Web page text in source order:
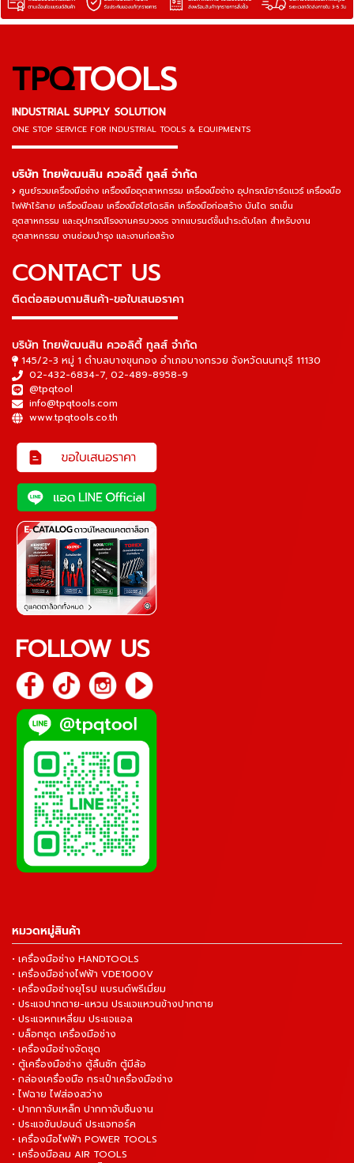
TPQTOOLS
INDUSTRIAL SUPPLY SOLUTION
ONE STOP SERVICE FOR INDUSTRIAL TOOLS & EQUIPMENTS
▬▬▬▬▬▬▬▬▬▬▬▬▬▬▬
บริษัท ไทยพัฒนสิน ควอลิตี้ ทูลส์ จำกัด
ศูนย์รวมเครื่องมือช่าง เครื่องมืออุตสาหกรรม เครื่องมือช่าง อุปกรณ์ฮาร์ดแวร์ เครื่องมือ
ไฟฟ้าไร้สาย เครื่องมือลม เครื่องมือไฮโดรลิค เครื่องมือก่อสร้าง บันได รถเข็น
อุตสาหกรรม และอุปกรณ์โรงงานครบวงจร จากแบรนด์ชั้นนำระดับโลก สำหรับงาน
อุตสาหกรรม งานซ่อมบำรุง และงานก่อสร้าง
CONTACT US
ติดต่อสอบถามสินค้า-ขอใบเสนอราคา
▬▬▬▬▬▬▬▬▬▬▬▬▬▬▬
บริษัท ไทยพัฒนสิน ควอลิตี้ ทูลส์ จำกัด
145/2-3 หมู่ 1 ตำบลบางขุนกอง อำเภอบางกรวย จังหวัดนนทบุรี 11130
02-432-6834-7, 02-489-8958-9
@tpqtool
info@tpqtools.com
www.tpqtools.co.th
FOLLOW US
หมวดหมู่สินค้า
• เครื่องมือช่าง HANDTOOLS
• เครื่องมือช่างไฟฟ้า VDE1000V
• เครื่องมือช่างยุโรป แบรนด์พรีเมี่ยม
• ประแจปากตาย-แหวน ประแจแหวนข้างปากตาย
• ประแจหกเหลี่ยม ประแจแอล
• บล็อกชุด เครื่องมือช่าง
• เครื่องมือช่างจัดชุด
• ตู้เครื่องมือช่าง ตู้ลิ้นชัก ตู้มีล้อ
• กล่องเครื่องมือ กระเป๋าเครื่องมือช่าง
• ไฟฉาย ไฟส่องสว่าง
• ปากกาจับเหล็ก ปากกาจับชิ้นงาน
• ประแจขันปอนด์ ประแจทอร์ค
• เครื่องมือไฟฟ้า POWER TOOLS
• เครื่องมือลม AIR TOOLS